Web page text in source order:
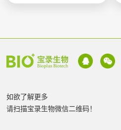
如欲了解更多
请扫描宝录生物微信二维码！